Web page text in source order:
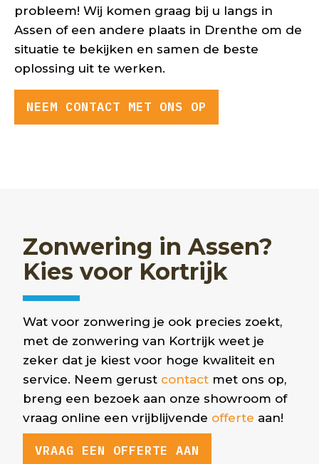
probleem! Wij komen graag bij u langs in
Assen of een andere plaats in Drenthe om de
situatie te bekijken en samen de beste
oplossing uit te werken.
NEEM CONTACT MET ONS OP
Zonwering in Assen?
Kies voor Kortrijk
Wat voor zonwering je ook precies zoekt,
met de zonwering van Kortrijk weet je
zeker dat je kiest voor hoge kwaliteit en
service. Neem gerust contact met ons op,
breng een bezoek aan onze showroom of
vraag online een vrijblijvende offerte aan!
VRAAG EEN OFFERTE AAN